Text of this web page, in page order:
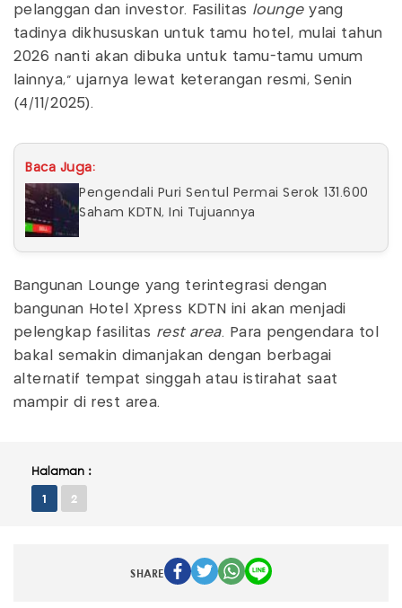
pelanggan dan investor. Fasilitas loungeyang
tadinya dikhususkan untuk tamu hotel, mulai tahun
2026 nanti akan dibuka untuk tamu-tamu umum
lainnya," ujarnya lewat keterangan resmi, Senin
(4/11/2025).
Baca Juga:
Pengendali Puri Sentul Permai Serok 131.600
Saham KDTN, Ini Tujuannya
Bangunan Lounge yang terintegrasi dengan
bangunan Hotel Xpress KDTN ini akan menjadi
pelengkap fasilitas rest area. Para pengendara tol
bakal semakin dimanjakan dengan berbagai
alternatif tempat singgah atau istirahat saat
mampir di rest area.
Halaman :
1 2
SHARE